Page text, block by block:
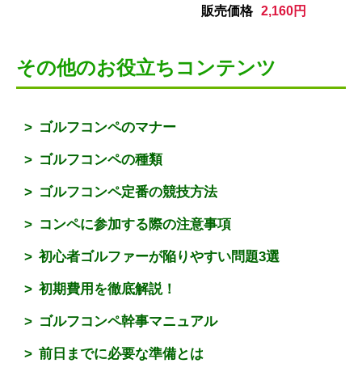
販売価格
2,160円
その他のお役立ちコンテンツ
ゴルフコンペのマナー
ゴルフコンペの種類
ゴルフコンペ定番の競技方法
コンペに参加する際の注意事項
初心者ゴルファーが陥りやすい問題3選
初期費用を徹底解説！
ゴルフコンペ幹事マニュアル
前日までに必要な準備とは